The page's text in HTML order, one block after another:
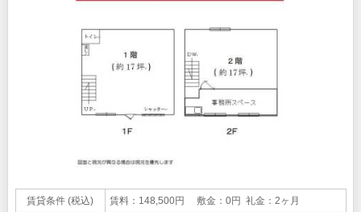
賃貸条件 (税込) 賃料：148,500円 敷金：0円 礼金：2ヶ月